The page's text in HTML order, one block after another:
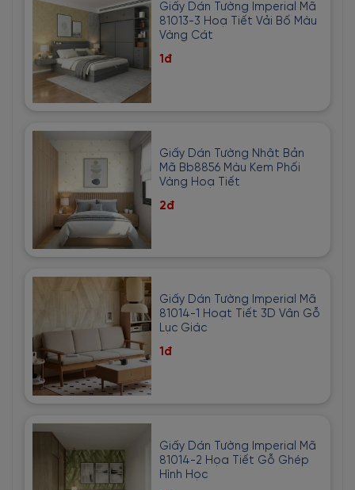
Giấy Dán Tường Imperial Mã
81013-3 Hoạ Tiết Vải Bố Màu
Vàng Cát
1đ
Giấy Dán Tường Nhật Bản
Mã Bb8856 Màu Kem Phối
Vàng Hoạ Tiết
2đ
Giấy Dán Tường Imperial Mã
81014-1 Hoạt Tiết 3D Vân Gỗ
Lục Giác
1đ
Giấy Dán Tường Imperial Mã
81014-2 Họa Tiết Gỗ Ghép
Hình Học